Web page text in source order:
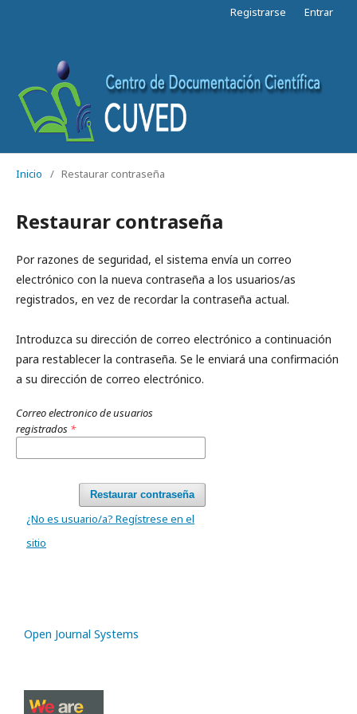
Registrarse Entrar
Inicio / Restaurar contraseña
Restaurar contraseña
Por razones de seguridad, el sistema envía un correo
electrónico con la nueva contraseña a los usuarios/as
registrados, en vez de recordar la contraseña actual.
Introduzca su dirección de correo electrónico a continuación
para restablecer la contraseña. Se le enviará una confirmación
a su dirección de correo electrónico.
Correo electronico de usuarios
registrados *
Restaurar contraseña
¿No es usuario/a? Regístrese en el
sitio
Open Journal Systems